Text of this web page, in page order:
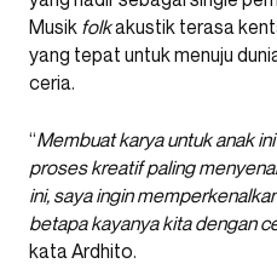
Musik folkakustik terasa
yang tepat untuk menuju
ceria.
“Membuat karya untuk anak
proses kreatif paling
ini, saya ingin
betapa kayanya kita dengan
kata Ardhito.